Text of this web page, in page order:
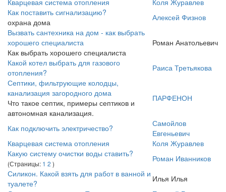
Кварцевая система отопления
Коля Журавлев
Как поставить сигнализацию?
охрана дома
Алексей Физнов
Вызвать сантехника на дом - как выбрать
хорошего специалиста
Как выбрать хорошего специалиста
Роман Анатольевич
Какой котел выбрать для газового
отопления?
Раиса Третьякова
Септики, фильтрующие колодцы,
канализация загородного дома
Что такое септик, примеры септиков и
автономная канализация.
ПАРФЕНОН
Как подключить электричество?
Самойлов
Евгеньевич
Кварцевая система отопления
Коля Журавлев
Какую систему очистки воды ставить?
(Страницы: 1 2 )
Роман Иванников
Силикон. Какой взять для работ в ванной и
туалете?
Илья Илья